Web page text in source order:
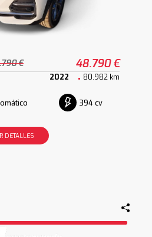
€ 48.790 €
2022 80.982 km
394 cv
DETALLES